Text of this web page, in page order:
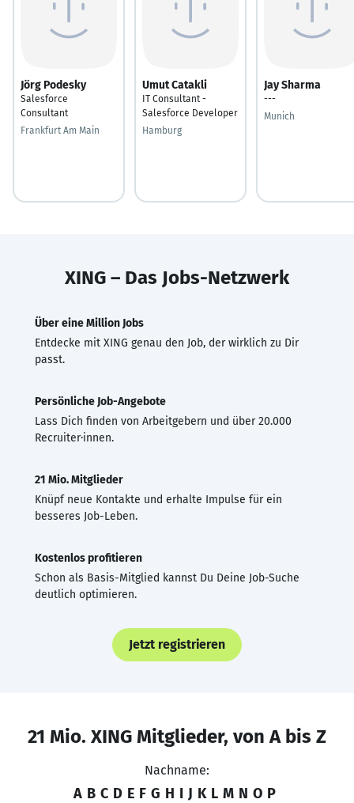
Jörg Podesky
Salesforce
Consultant
Frankfurt Am Main
Umut Catakli
IT Consultant -
Salesforce Developer
Hamburg
Jay Sharma
---
Munich
XING – Das Jobs-Netzwerk
Über eine Million Jobs
Entdecke mit XING genau den Job, der wirklich zu Dir
passt.
Persönliche Job-Angebote
Lass Dich finden von Arbeitgebern und über 20.000
Recruiter·innen.
21 Mio. Mitglieder
Knüpf neue Kontakte und erhalte Impulse für ein
besseres Job-Leben.
Kostenlos profitieren
Schon als Basis-Mitglied kannst Du Deine Job-Suche
deutlich optimieren.
Jetzt registrieren
21 Mio. XING Mitglieder, von A bis Z
Nachname:
A B C D E F G H I J K L M N O P